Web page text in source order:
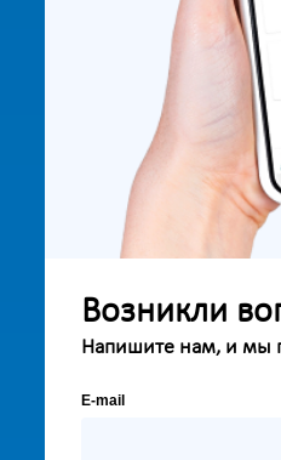
Возникли
Напишите нам, и мы
E-mail